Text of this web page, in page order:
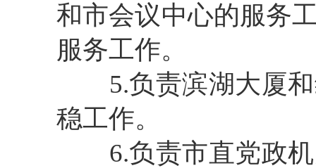
和市会议中心的服务
服务工作。
5.负责滨湖大厦和
稳工作。
6.负责市直党政机